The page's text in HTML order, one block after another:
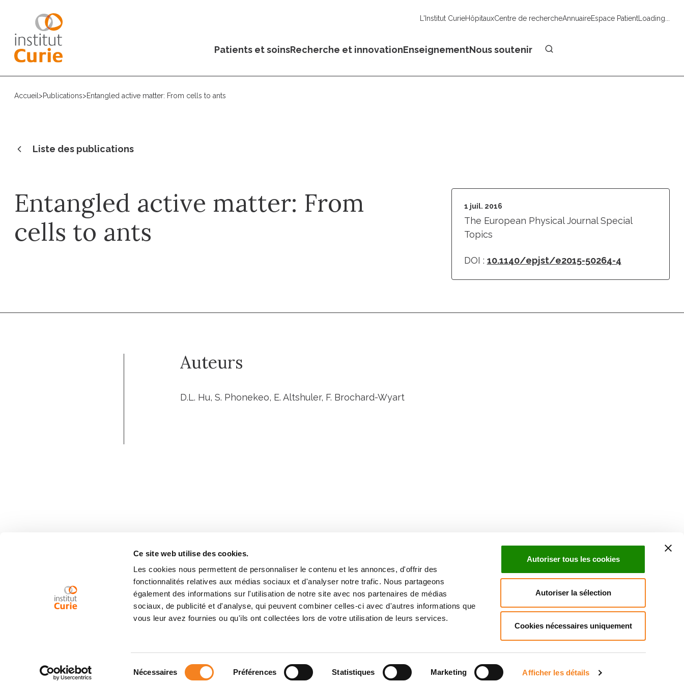
Ce site web utilise des cookies.
Les cookies nous permettent de personnaliser le contenu et les annonces, d'offrir des
fonctionnalités relatives aux médias sociaux et d'analyser notre trafic. Nous partageons
également des informations sur l'utilisation de notre site avec nos partenaires de médias
sociaux, de publicité et d'analyse, qui peuvent combiner celles-ci avec d'autres informations que
vous leur avez fournies ou qu'ils ont collectées lors de votre utilisation de leurs services.
Nécessaires Préférences Statistiques Marketing Afficher les détails
Autoriser tous les cookies
Autoriser la sélection
Cookies nécessaires uniquement
L'Institut CurieHôpitauxCentre de rechercheAnnuaireEspace PatientLoading...
Patients et soinsRecherche et innovationEnseignementNous soutenir
Accueil >Publications>Entangled active matter: From cells to ants
Liste des publications
Entangled active matter: From
cells to ants
1 juil. 2016
The European Physical Journal Special
Topics
DOI : 10.1140/epjst/e2015-50264-4
Auteurs
D.L. Hu, S. Phonekeo, E. Altshuler, F. Brochard-Wyart
Inscrivez-vous à la newsletter
ActualitésDroits du patient
Mentions légalesPolitique des données personnellesGestion des cookiesSignalement